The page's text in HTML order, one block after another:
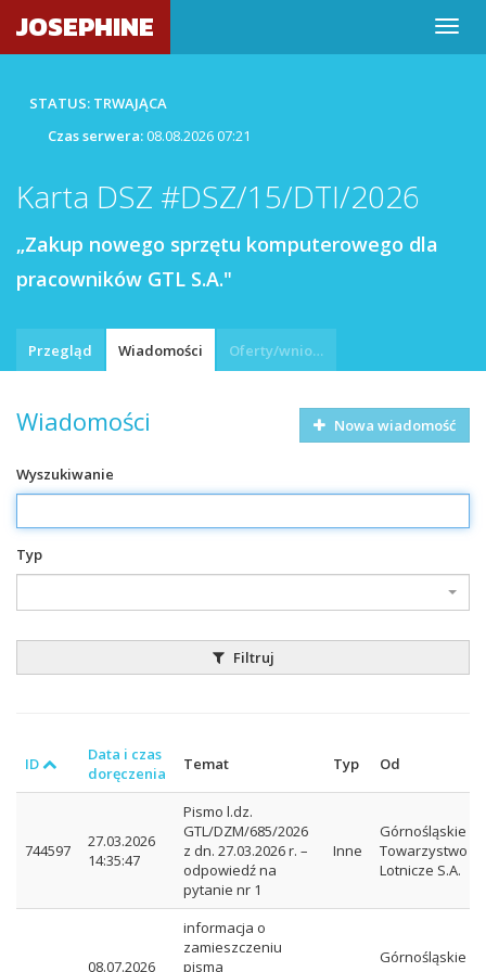
JOSEPHINE
STATUS: TRWAJĄCA
Czas serwera:08.08.2026 07:21
Karta DSZ #DSZ/15/DTI/2026
„Zakup nowego sprzętu komputerowego dla
pracowników GTL S.A."
Przegląd Wiadomości Oferty/wnioski
Wiadomości Nowa wiadomość
Wyszukiwanie
Typ
Filtruj
ID
Data i czas
doręczenia
Temat Typ Od
744597
27.03.2026
14:35:47
Pismo l.dz.
GTL/DZM/685/2026
z dn. 27.03.2026 r. –
odpowiedź na
pytanie nr 1
Inne
Górnośląskie
Towarzystwo
Lotnicze S.A.
08.07.2026
informacja o
zamieszczeniu
pisma
Górnośląskie